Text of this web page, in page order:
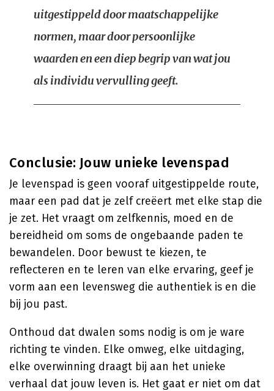
uitgestippeld door maatschappelijke
normen, maar door persoonlijke
waarden en een diep begrip van wat jou
als individu vervulling geeft.
Conclusie: Jouw unieke levenspad
Je levenspad is geen vooraf uitgestippelde route,
maar een pad dat je zelf creëert met elke stap die
je zet. Het vraagt om zelfkennis, moed en de
bereidheid om soms de ongebaande paden te
bewandelen. Door bewust te kiezen, te
reflecteren en te leren van elke ervaring, geef je
vorm aan een levensweg die authentiek is en die
bij jou past.
Onthoud dat dwalen soms nodig is om je ware
richting te vinden. Elke omweg, elke uitdaging,
elke overwinning draagt bij aan het unieke
verhaal dat jouw leven is. Het gaat er niet om dat